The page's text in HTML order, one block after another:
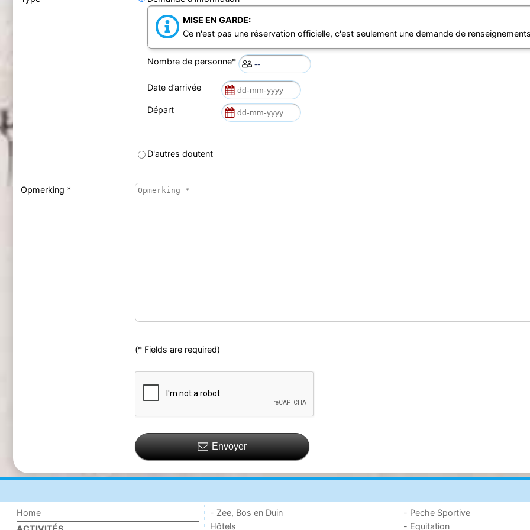
MISE EN GARDE:
Ce n'est pas une réservation officielle, c'est seulement une demande de
Nombre de personne*
Date d’arrivée
Départ
D'autres doutent
Opmerking *
(* Fields are required)
Envoyer
Home
- Zee, Bos en Duin
Hôtels
- Peche Sportive
- Equitation